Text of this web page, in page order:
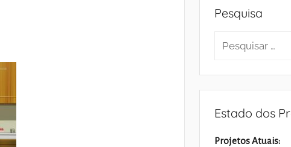
Pesquisa
Pesquisar
Estado dos
Projetos Atuais: